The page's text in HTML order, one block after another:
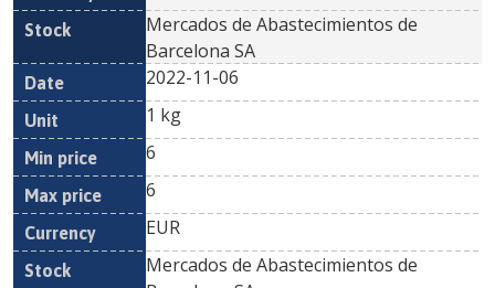
Mercados de Abastecimientos de
Barcelona SA
2022-11-06
1 kg
6
6
EUR
Mercados de Abastecimientos de